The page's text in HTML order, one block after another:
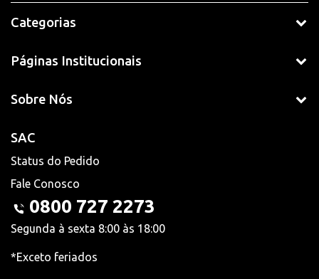
Categorias
Páginas Institucionais
Sobre Nós
SAC
Status do Pedido
Fale Conosco
0800 727 2273
Segunda à sexta 8:00 às 18:00
*Exceto feriados